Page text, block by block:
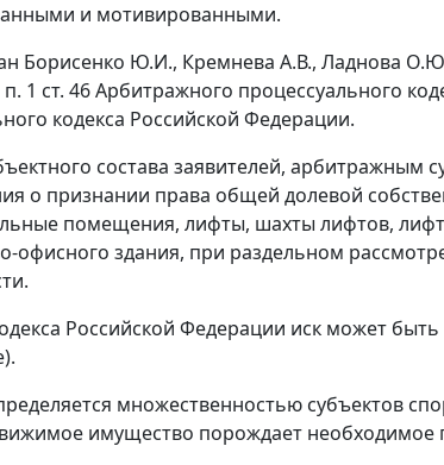
и мотивированными.
Борисенко Ю.И., Кремнева А.В., Ладнова
п. 1 ст. 46Арбитражного процессуального
кодекса Российской Федерации.
состава заявителей, арбитражным
о признании права общей долевой
помещения, лифты, шахты лифтов,
здания, при раздельном
Российской Федерации иск может
множественностью субъектов
имущество порождает необходимое